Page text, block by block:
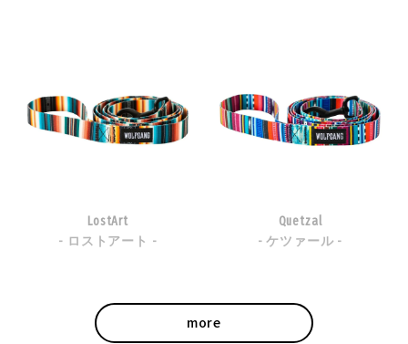
愛犬とあなたにエネルギーを 大自然の中へ旅立とう！
LostArt
- ロストアート -
Quetzal
- ケツァール -